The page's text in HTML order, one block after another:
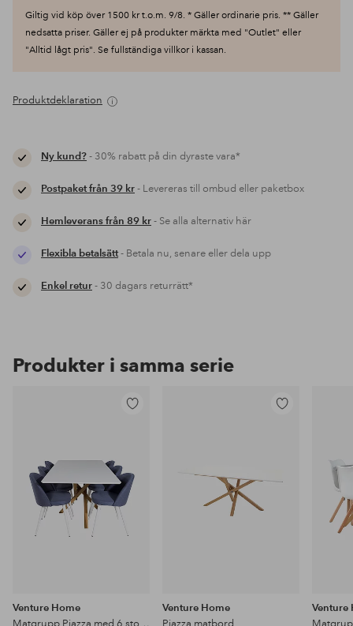
Giltig vid köp över 1500 kr t.o.m. 9/8. * Gäller ordinarie pris. ** Gäller
nedsatta priser. Gäller ej på produkter märkta med "Outlet" eller
"Alltid lågt pris". Se fullständiga villkor i kassan.
Produktdeklaration
Ny kund?- 30% rabatt på din dyraste vara*
Postpaket från 39 kr- Levereras till ombud eller paketbox
Hemleverans från 89 kr- Se alla alternativ här
Flexibla betalsätt- Betala nu, senare eller dela upp
Enkel retur- 30 dagars returrätt*
Produkter i samma serie
Venture Home
Matgrupp Piazza med 6 stolar Velvet
Venture Home
Piazza matbord
Venture